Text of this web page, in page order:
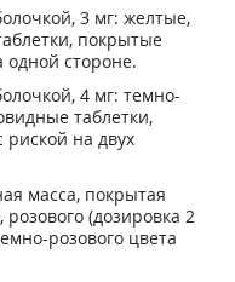
3 мг: желтые,
покрытые
одной стороне.
4 мг: темно-
таблетки,
на двух
масса, покрытая
розового (дозировка 2
розового цвета